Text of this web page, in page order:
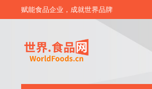
赋能食品企业，成就世界品牌